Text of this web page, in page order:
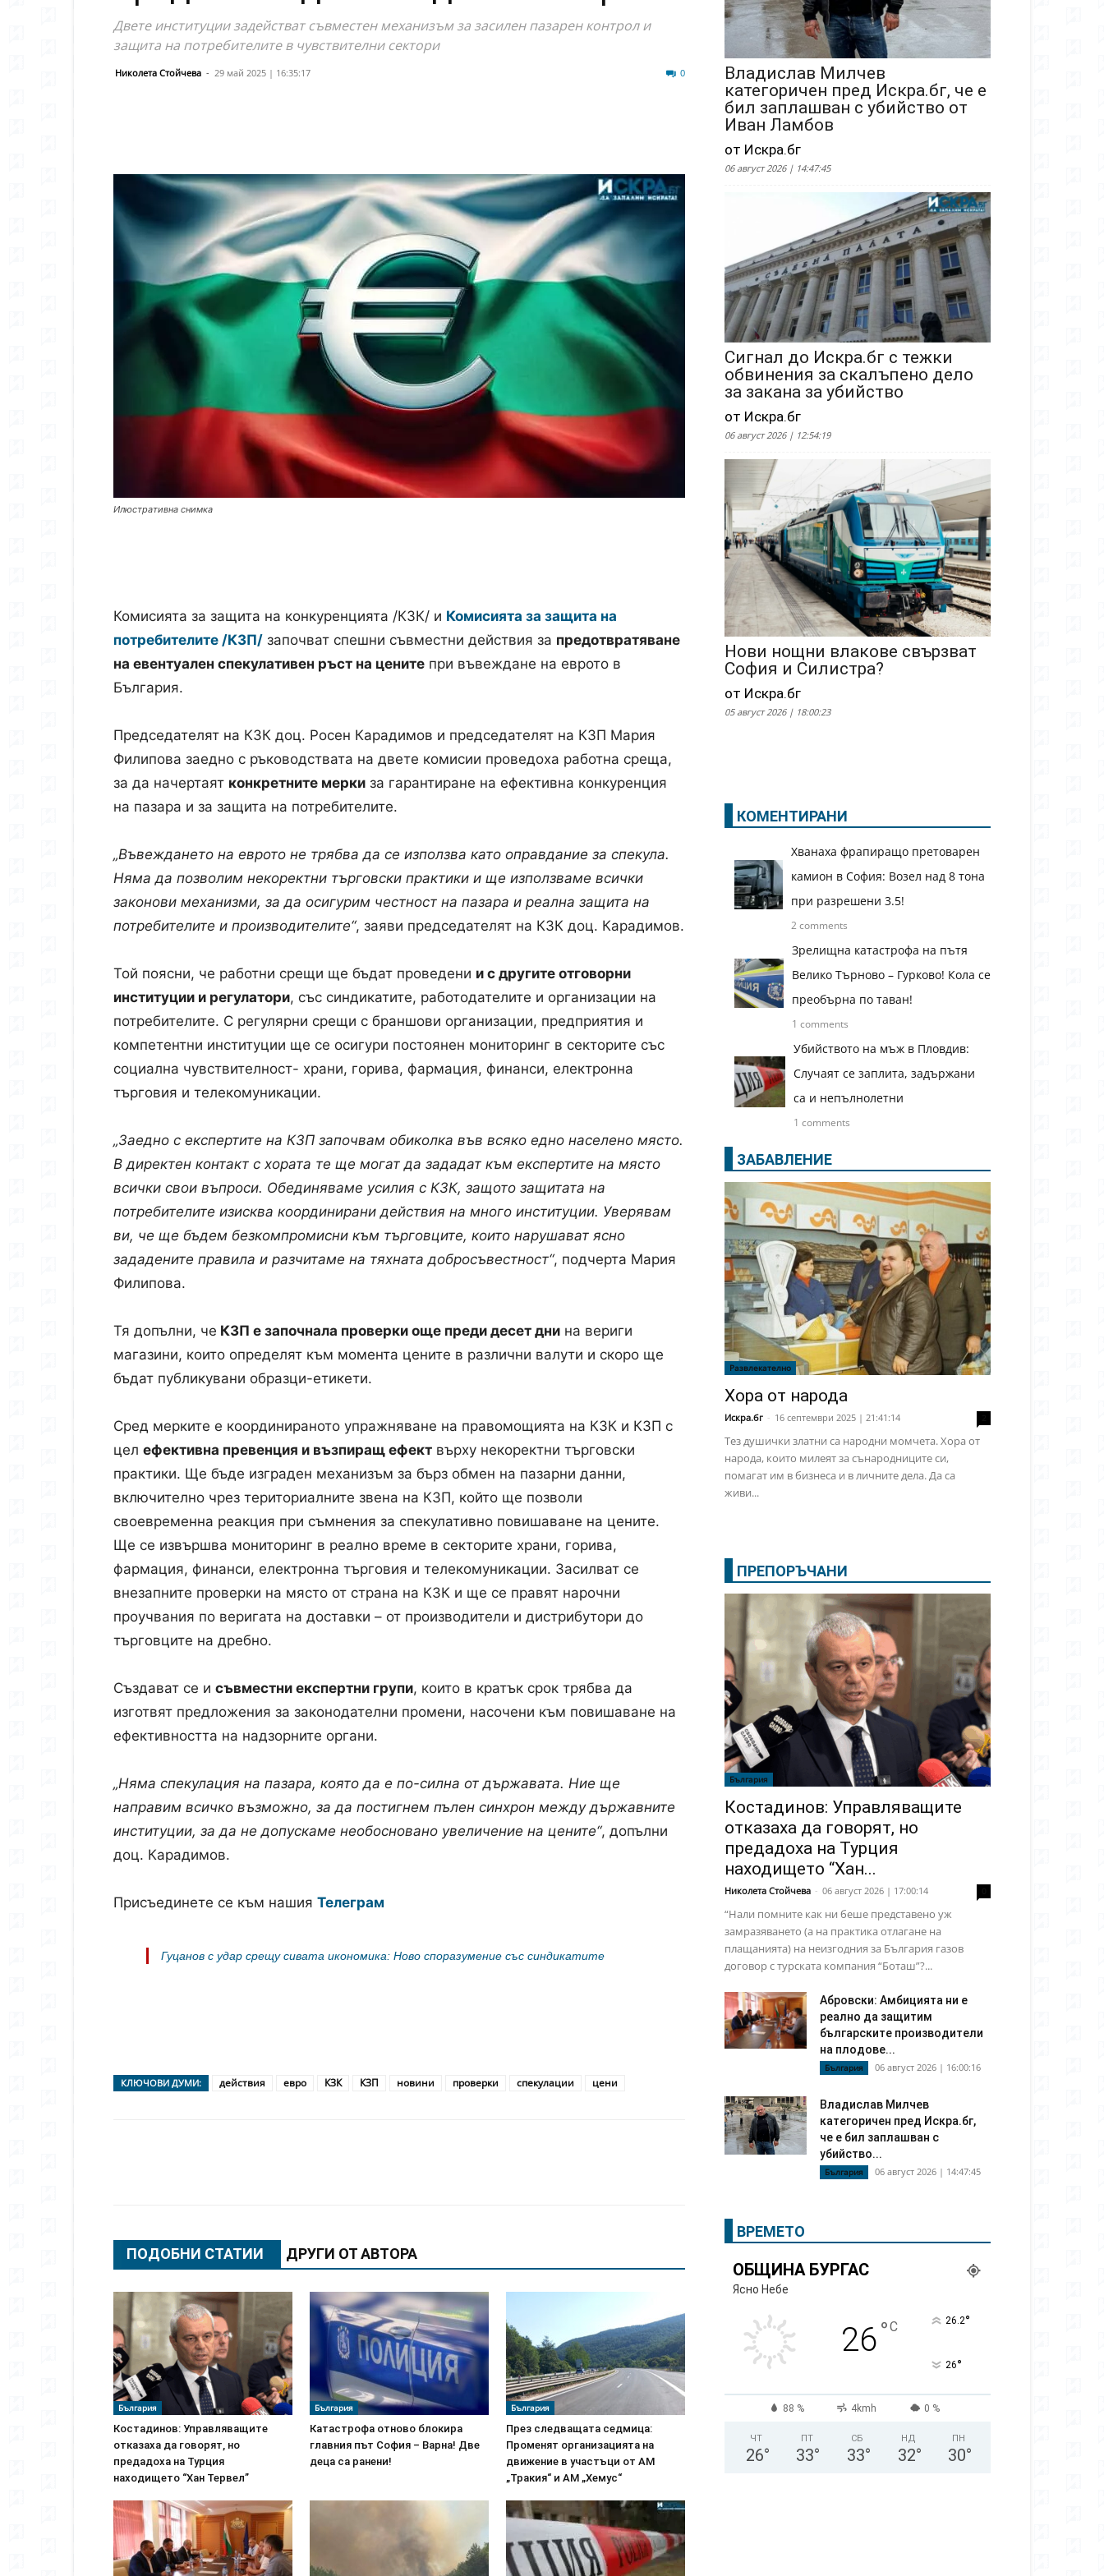
Двете институции задействат съвместен механизъм за засилен пазарен контрол и
защита на потребителите в чувствителни сектори
Николета Стойчева - 29 май 2025 | 16:35:17 0
Илюстративна снимка
Комисията за защита на конкуренцията /КЗК/ и Комисията за защита на
потребителите /КЗП/ започват спешни съвместни действия за предотвратяване
на евентуален спекулативен ръст на цените при въвеждане на еврото в
България.
Председателят на КЗК доц. Росен Карадимов и председателят на КЗП Мария
Филипова заедно с ръководствата на двете комисии проведоха работна среща,
за да начертаят конкретните мерки за гарантиране на ефективна конкуренция
на пазара и за защита на потребителите.
„Въвеждането на еврото не трябва да се използва като оправдание за спекула.
Няма да позволим некоректни търговски практики и ще използваме всички
законови механизми, за да осигурим честност на пазара и реална защита на
потребителите и производителите“, заяви председателят на КЗК доц. Карадимов.
Той поясни, че работни срещи ще бъдат проведени и с другите отговорни
институции и регулатори, със синдикатите, работодателите и организации на
потребителите. С регулярни срещи с браншови организации, предприятия и
компетентни институции ще се осигури постоянен мониторинг в секторите със
социална чувствителност- храни, горива, фармация, финанси, електронна
търговия и телекомуникации.
„Заедно с експертите на КЗП започвам обиколка във всяко едно населено място.
В директен контакт с хората те ще могат да зададат към експертите на място
всички свои въпроси. Обединяваме усилия с КЗК, защото защитата на
потребителите изисква координирани действия на много институции. Уверявам
ви, че ще бъдем безкомпромисни към търговците, които нарушават ясно
зададените правила и разчитаме на тяхната добросъвестност“, подчерта Мария
Филипова.
Тя допълни, че КЗП е започнала проверки още преди десет дни на вериги
магазини, които определят към момента цените в различни валути и скоро ще
бъдат публикувани образци-етикети.
Сред мерките е координираното упражняване на правомощията на КЗК и КЗП с
цел ефективна превенция и възпиращ ефект върху некоректни търговски
практики. Ще бъде изграден механизъм за бърз обмен на пазарни данни,
включително чрез териториалните звена на КЗП, който ще позволи
своевременна реакция при съмнения за спекулативно повишаване на цените.
Ще се извършва мониторинг в реално време в секторите храни, горива,
фармация, финанси, електронна търговия и телекомуникации. Засилват се
внезапните проверки на място от страна на КЗК и ще се правят нарочни
проучвания по веригата на доставки – от производители и дистрибутори до
търговците на дребно.
Създават се и съвместни експертни групи, които в кратък срок трябва да
изготвят предложения за законодателни промени, насочени към повишаване на
ефективността на надзорните органи.
„Няма спекулация на пазара, която да е по-силна от държавата. Ние ще
направим всичко възможно, за да постигнем пълен синхрон между държавните
институции, за да не допускаме необосновано увеличение на цените“, допълни
доц. Карадимов.
Присъединете се към нашия Телеграм
Гуцанов с удар срещу сивата икономика: Ново споразумение със синдикатите
КЛЮЧОВИ ДУМИ: действия евро КЗК КЗП новини проверки спекулации цени
ПОДОБНИ СТАТИИ ДРУГИ ОТ АВТОРА
България
Костадинов: Управляващите
отказаха да говорят, но
предадоха на Турция
находището “Хан Тервел”
България
Катастрофа отново блокира
главния път София – Варна! Две
деца са ранени!
България
През следващата седмица:
Променят организацията на
движение в участъци от АМ
„Тракия“ и АМ „Хемус“
Владислав Милчев
категоричен пред Искра.бг, че е
бил заплашван с убийство от
Иван Ламбов
от Искра.бг
06 август 2026 | 14:47:45
Сигнал до Искра.бг с тежки
обвинения за скалъпено дело
за закана за убийство
от Искра.бг
06 август 2026 | 12:54:19
Нови нощни влакове свързват
София и Силистра?
от Искра.бг
05 август 2026 | 18:00:23
КОМЕНТИРАНИ
Хванаха фрапиращо претоварен
камион в София: Возел над 8 тона
при разрешени 3.5!
2 comments
Зрелищна катастрофа на пътя
Велико Търново – Гурково! Кола се
преобърна по таван!
1 comments
Убийството на мъж в Пловдив:
Случаят се заплита, задържани
са и непълнолетни
1 comments
ЗАБАВЛЕНИЕ
Развлекателно
Хора от народа
Искра.бг - 16 септември 2025 | 21:41:14
Тез душички златни са народни момчета. Хора от
народа, които милеят за сънародниците си,
помагат им в бизнеса и в личните дела. Да са
живи...
ПРЕПОРЪЧАНИ
България
Костадинов: Управляващите
отказаха да говорят, но
предадоха на Турция
находището “Хан...
Николета Стойчева - 06 август 2026 | 17:00:14
“Нали помните как ни беше представено уж
замразяването (а на практика отлагане на
плащанията) на неизгодния за България газов
договор с турската компания “Боташ”?...
Абровски: Амбицията ни е
реално да защитим
българските производители
на плодове...
България 06 август 2026 | 16:00:16
Владислав Милчев
категоричен пред Искра.бг,
че е бил заплашван с
убийство...
България 06 август 2026 | 14:47:45
ВРЕМЕТО
ОБЩИНА БУРГАС
Ясно Небе
26°C 26.2°
26°
88 % 4kmh 0 %
ЧТ
26°
ПТ
33°
СБ
33°
НД
32°
ПН
30°